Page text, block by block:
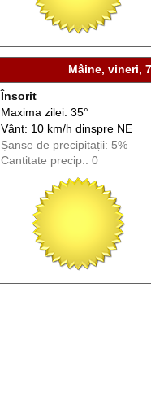
Mâine, vineri,
Însorit
Maxima zilei: 35°
Vânt: 10 km/h dinspreNE
Șanse de precipitații: 5%
Cantitate precip.: 0